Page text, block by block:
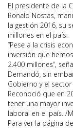
El presidente de la
Ronald Nostas,
la gestión 2016, su
millones en el país.
“Pese a la crisis
inversión que
2.400 millones”,
Demandó, sin
Gobierno y el
Reconoció que en
tener una mayor
laboral en el país. /
Para ver la página